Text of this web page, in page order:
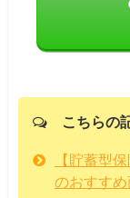
こちらの
【貯蓄型
のおすす